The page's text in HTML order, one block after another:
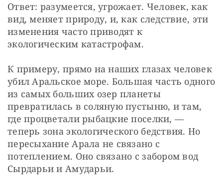
Ответ: разумеется, угрожает. Человек, как
вид, меняет природу, и, как следствие, эти
изменения часто приводят к
экологическим катастрофам.
К примеру, прямо на наших глазах человек
убил Аральское море. Большая часть одного
из самых больших озер планеты
превратилась в соляную пустыню, и там,
где процветали рыбацкие поселки, —
теперь зона экологического бедствия. Но
пересыхание Арала не связано с
потеплением. Оно связано с забором вод
Сырдарьи и Амударьи.